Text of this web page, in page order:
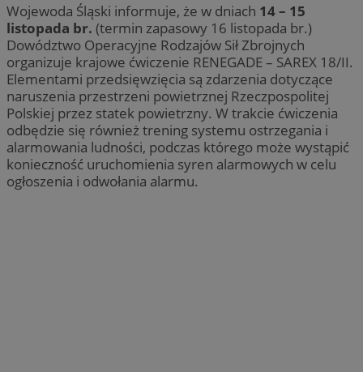
Wojewoda Śląski informuje, że w dniach 14 – 15
listopada br. (termin zapasowy 16 listopada br.)
Dowództwo Operacyjne Rodzajów Sił Zbrojnych
organizuje krajowe ćwiczenie RENEGADE – SAREX 18/II.
Elementami przedsięwzięcia są zdarzenia dotyczące
naruszenia przestrzeni powietrznej Rzeczpospolitej
Polskiej przez statek powietrzny. W trakcie ćwiczenia
odbędzie się również trening systemu ostrzegania i
alarmowania ludności, podczas którego może wystąpić
konieczność uruchomienia syren alarmowych w celu
ogłoszenia i odwołania alarmu.